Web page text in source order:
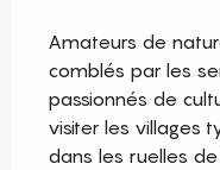
Amateurs de
comblés par les
passionnés de
visiter les villages
dans les ruelles